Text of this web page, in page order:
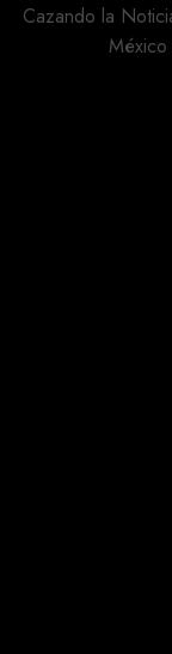
Cazando la
México